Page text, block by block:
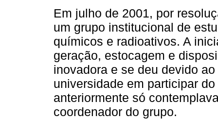
Em julho de 2001, por
um grupo institucional de
químicos e radioativos. A
geração, estocagem e
inovadora e se deu devido
universidade em participar
anteriormente só
coordenador do grupo.